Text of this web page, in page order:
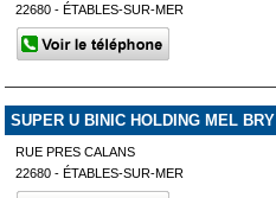
22680 - ÉTABLES-SUR-MER
SUPER U BINIC HOLDING MEL BRY
RUE PRES CALANS
22680 - ÉTABLES-SUR-MER